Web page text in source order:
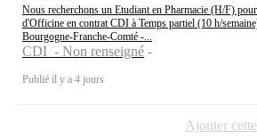
Nous recherchons un Etudiant en Pharmacie (H/F)
d'Officine en contrat CDI à Temps partiel (10 h/
Bourgogne-Franche-Comté -...
CDI - Non renseigné
Publié il y a 4 jours
Ajouter